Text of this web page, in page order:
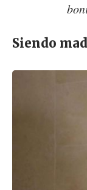
Siendo